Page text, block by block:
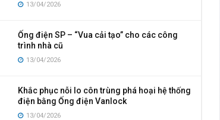
13/04/2026
Ống điện SP – “Vua cải tạo” cho các công
trình nhà cũ
13/04/2026
Khắc phục nỗi lo côn trùng phá hoại hệ thống
điện bằng Ống điện Vanlock
13/04/2026